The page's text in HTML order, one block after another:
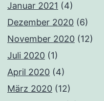
Januar 2021 (4)
Dezember 2020 (6)
November 2020 (12)
Juli 2020 (1)
April 2020 (4)
März 2020 (12)